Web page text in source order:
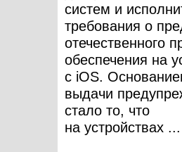
систем и
требования о
отечественного
обеспечения на
с iOS.
выдачи
стало то, что
на устройствах ...